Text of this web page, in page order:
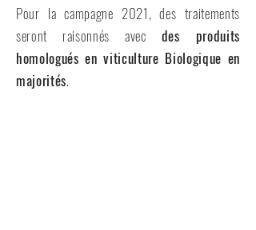
Pour la campagne 2021, des traitements
seront raisonnés avec des produits
homologués en viticulture Biologique en
majorités.